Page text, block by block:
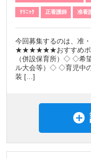
ｸﾘﾆｯｸ 正看護師 准看
今回募集するのは、准
★★★★★★おすすめポ
（併設保育所）◇ ◇希
ル大会等）◇ ◇育児中
装 […]